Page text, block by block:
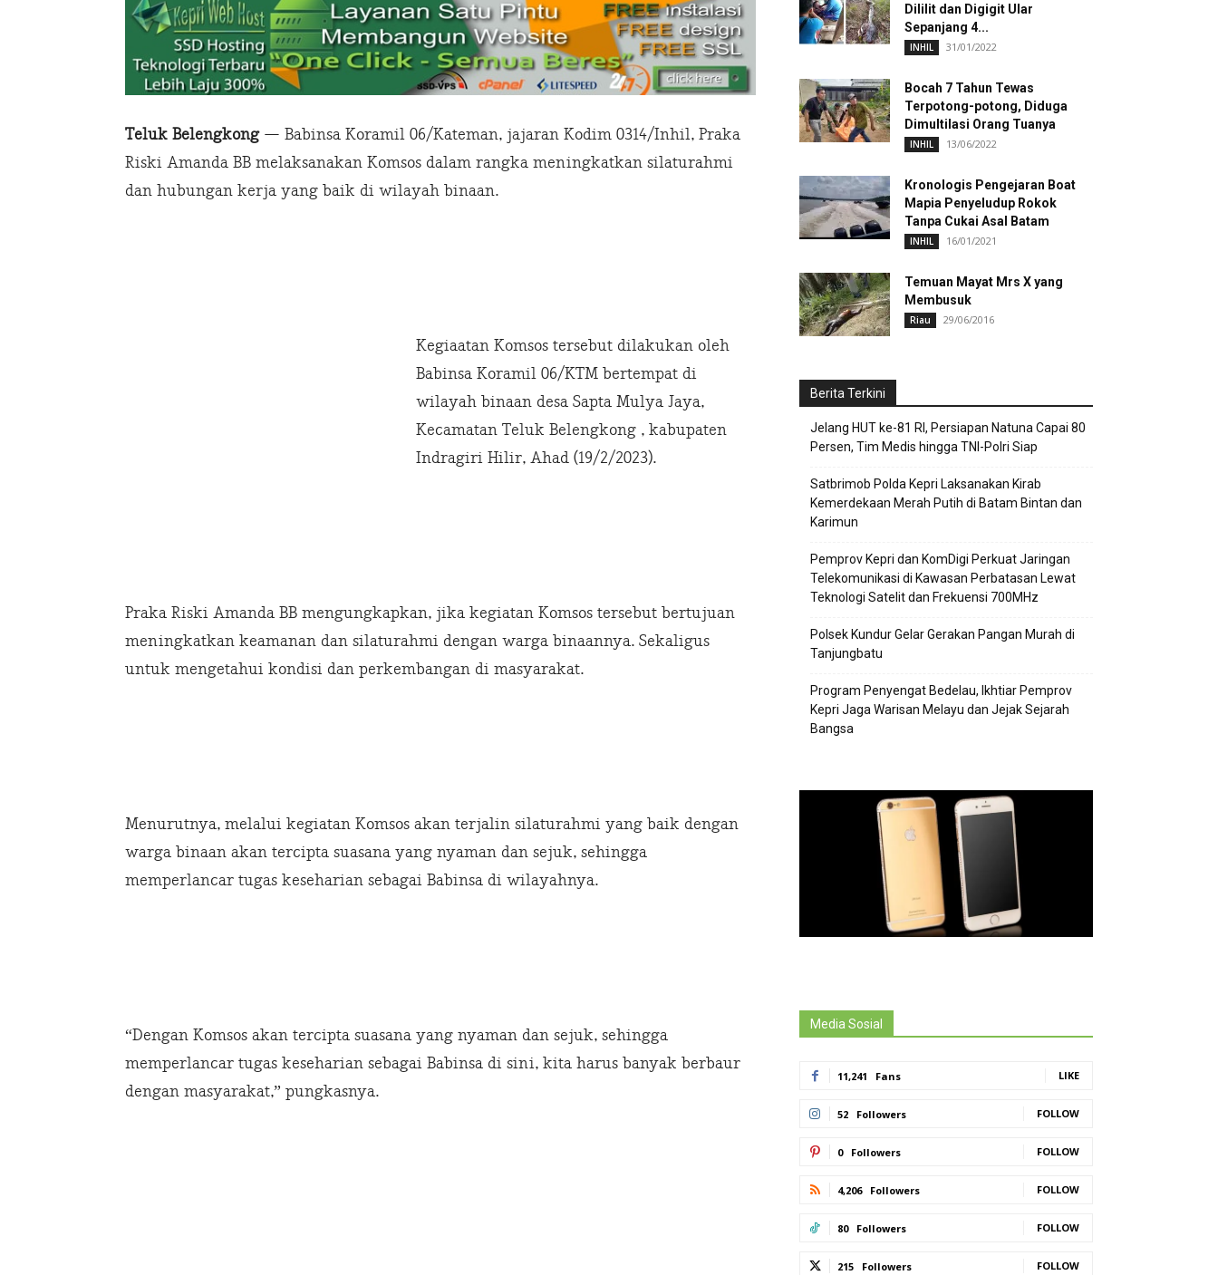
Teluk Belengkong— Babinsa Koramil 06/Kateman, jajaran Kodim 0314/Inhil, Praka
Riski Amanda BB melaksanakan Komsos dalam rangka meningkatkan silaturahmi
dan hubungan kerja yang baik di wilayah binaan.
Kegiaatan Komsos tersebut dilakukan oleh
Babinsa Koramil 06/KTM bertempat di
wilayah binaan desa Sapta Mulya Jaya,
Kecamatan Teluk Belengkong , kabupaten
Indragiri Hilir, Ahad (19/2/2023).
Praka Riski Amanda BB mengungkapkan, jika kegiatan Komsos tersebut bertujuan
meningkatkan keamanan dan silaturahmi dengan warga binaannya. Sekaligus
untuk mengetahui kondisi dan perkembangan di masyarakat.
Menurutnya, melalui kegiatan Komsos akan terjalin silaturahmi yang baik dengan
warga binaan akan tercipta suasana yang nyaman dan sejuk, sehingga
memperlancar tugas keseharian sebagai Babinsa di wilayahnya.
“Dengan Komsos akan tercipta suasana yang nyaman dan sejuk, sehingga
memperlancar tugas keseharian sebagai Babinsa di sini, kita harus banyak berbaur
dengan masyarakat,” pungkasnya.
Dililit dan Digigit Ular
Sepanjang 4...
INHIL 31/01/2022
Bocah 7 Tahun Tewas
Terpotong-potong, Diduga
Dimultilasi Orang Tuanya
INHIL 13/06/2022
Kronologis Pengejaran Boat
Mapia Penyeludup Rokok
Tanpa Cukai Asal Batam
INHIL 16/01/2021
Temuan Mayat Mrs X yang
Membusuk
Riau 29/06/2016
Berita Terkini
Jelang HUT ke-81 RI, Persiapan Natuna Capai 80
Persen, Tim Medis hingga TNI-Polri Siap
Satbrimob Polda Kepri Laksanakan Kirab
Kemerdekaan Merah Putih di Batam Bintan dan
Karimun
Pemprov Kepri dan KomDigi Perkuat Jaringan
Telekomunikasi di Kawasan Perbatasan Lewat
Teknologi Satelit dan Frekuensi 700MHz
Polsek Kundur Gelar Gerakan Pangan Murah di
Tanjungbatu
Program Penyengat Bedelau, Ikhtiar Pemprov
Kepri Jaga Warisan Melayu dan Jejak Sejarah
Bangsa
Media Sosial
11,241 Fans LIKE
52 Followers FOLLOW
0 Followers FOLLOW
4,206 Followers FOLLOW
80 Followers FOLLOW
215 Followers FOLLOW